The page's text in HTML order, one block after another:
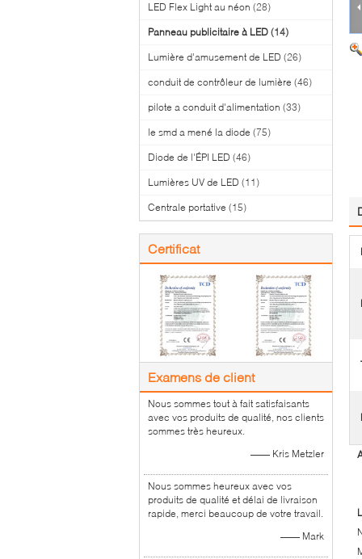
LED Flex Light au néon (28)
Panneau publicitaire à LED (14)
Lumière d'amusement de LED (26)
conduit de contrôleur de lumière (46)
pilote a conduit d'alimentation (33)
le smd a mené la diode (75)
Diode de l'ÉPI LED (46)
Lumières UV de LED (11)
Centrale portative (15)
Certificat
Examens de client
Nous sommes tout à fait satisfaisants
avec vos produits de qualité, nos clients
sommes très heureux.
—— Kris Metzler
Nous sommes heureux avec vos
produits de qualité et délai de livraison
rapide, merci beaucoup de votre travail.
—— Mark